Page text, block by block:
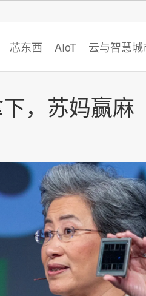
智猩猩
芯东西 AIoT 云与智慧城
，苏妈赢麻